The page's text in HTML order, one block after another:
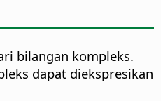
bilangan kompleks.
dapat diekspresikan